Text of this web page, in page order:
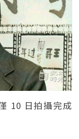
10 日拍攝完成